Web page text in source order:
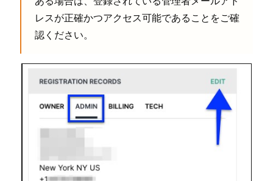
レスが正確かつアクセス可能であることをご確
認ください⁠。